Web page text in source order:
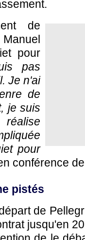
de
pour
pas
Je n'ai
de
je suis
pour
conférence
pistés
de
jusqu'en